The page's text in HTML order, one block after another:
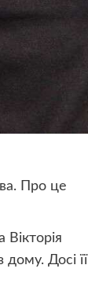
Про це
Досі її